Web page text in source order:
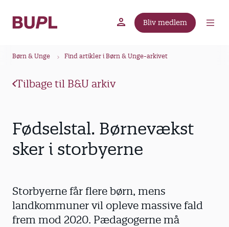
Bliv medlem
Børn & Unge Find artikler i Børn & Unge-arkivet
Tilbage til B&U arkiv
Fødselstal. Børnevækst
sker i storbyerne
Storbyerne får flere børn, mens
landkommuner vil opleve massive fald
frem mod 2020. Pædagogerne må